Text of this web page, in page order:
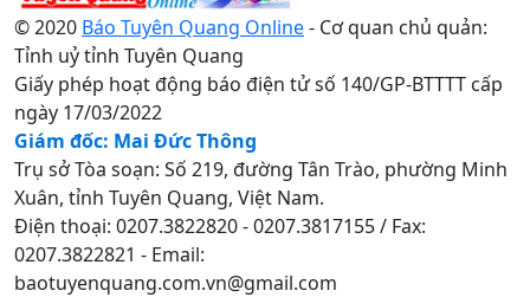
© 2020 Báo Tuyên Quang Online- Cơ quan chủ quản:
Tỉnh uỷ tỉnh Tuyên Quang
Giấy phép hoạt động báo điện tử số 140/GP-BTTTT cấp
ngày 17/03/2022
Giám đốc: Mai Đức Thông
Trụ sở Tòa soạn: Số 219, đường Tân Trào, phường Minh
Xuân, tỉnh Tuyên Quang, Việt Nam.
Điện thoại: 0207.3822820 - 0207.3817155 / Fax:
0207.3822821 - Email:
baotuyenquang.com.vn@gmail.com